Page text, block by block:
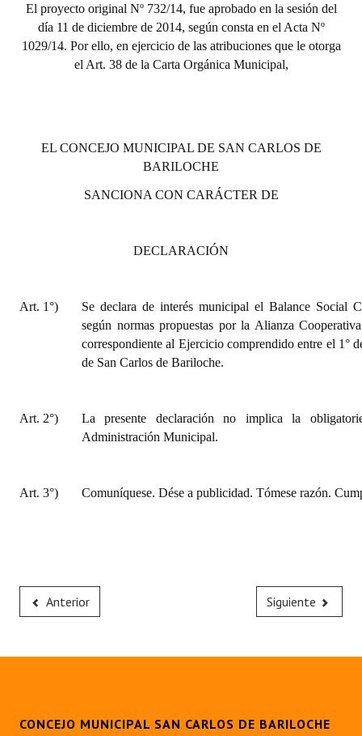
El proyecto original Nº 732/14, fue aprobado en la sesión del
día 11 de diciembre de 2014, según consta en el Acta Nº
1029/14. Por ello, en ejercicio de las atribuciones que le otorga
el Art. 38 de la Carta Orgánica Municipal,
EL CONCEJO MUNICIPAL DE SAN CARLOS DE
BARILOCHE
SANCIONA CON CARÁCTER DE
DECLARACIÓN
Art. 1°)
Se declara de interés municipal el Balance Social
según normas propuestas por la Alianza
correspondiente al Ejercicio comprendido entre el 1°
de San Carlos de Bariloche.
Art. 2°)
La presente declaración no implica la
Administración Municipal.
Art. 3°) Comuníquese. Dése a publicidad. Tómese razón.
Anterior Siguiente
CONCEJO MUNICIPAL SAN CARLOS DE BARILOCHE